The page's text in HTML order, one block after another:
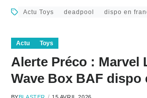
Actu Toys deadpool dispo en
Actu Toys
Alerte Préco : Marvel
Wave Box BAF dispo
BYBLASTER 15 AVRIL 2026